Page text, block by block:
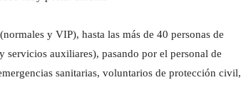
y VIP), hasta las más de 40 personas de
servicios auxiliares), pasando por el personal de
sanitarias, voluntarios de protección civil,